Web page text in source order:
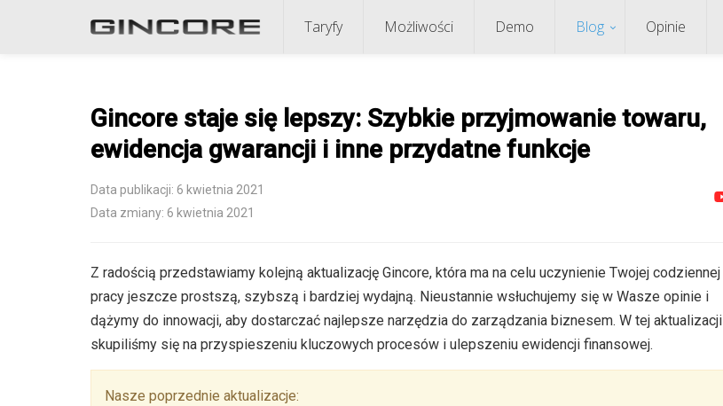
Taryfy Możliwości Demo Blog Opinie
Gincore staje się lepszy: Szybkie przyjmowanie towaru,
ewidencja gwarancji i inne przydatne funkcje
Data publikacji: 6 kwietnia 2021
Data zmiany: 6 kwietnia 2021
Z radością przedstawiamy kolejną aktualizację Gincore, która ma na celu uczynienie Twojej codziennej
pracy jeszcze prostszą, szybszą i bardziej wydajną. Nieustannie wsłuchujemy się w Wasze opinie i
dążymy do innowacji, aby dostarczać najlepsze narzędzia do zarządzania biznesem. W tej aktualizacji
skupiliśmy się na przyspieszeniu kluczowych procesów i ulepszeniu ewidencji finansowej.
Nasze poprzednie aktualizacje: